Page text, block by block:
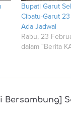
Bupati Garut
Cibatu-Garut
Ada Jadwal
Rabu, 23
dalam "Berita
Bersambung]